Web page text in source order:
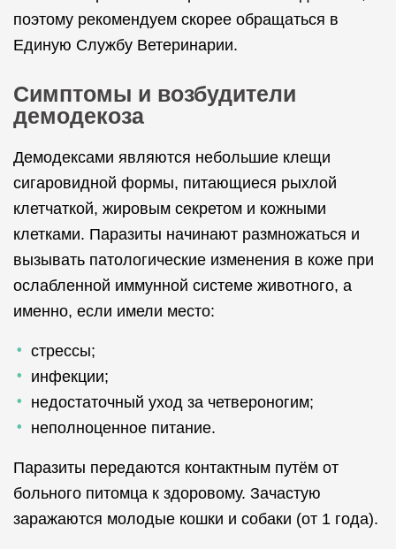
поэтому рекомендуем скорее обращаться в
Единую Службу Ветеринарии.
Симптомы и возбудители
демодекоза
Демодексами являются небольшие клещи
сигаровидной формы, питающиеся рыхлой
клетчаткой, жировым секретом и кожными
клетками. Паразиты начинают размножаться и
вызывать патологические изменения в коже при
ослабленной иммунной системе животного, а
именно, если имели место:
стрессы;
инфекции;
недостаточный уход за четвероногим;
неполноценное питание.
Паразиты передаются контактным путём от
больного питомца к здоровому. Зачастую
заражаются молодые кошки и собаки (от 1 года).